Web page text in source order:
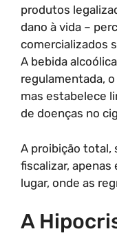
produtos
dano à vida –
comercializados
A bebida
regulamentada,
mas estabelece
de doenças no
A proibição total,
fiscalizar,
lugar, onde as
A